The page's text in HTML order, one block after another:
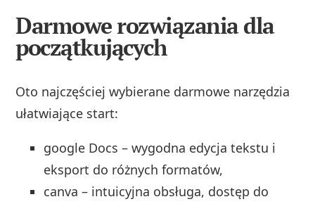
Darmowe rozwiązania dla
początkujących
Oto najczęściej wybierane darmowe narzędzia
ułatwiające start:
google Docs – wygodna edycja tekstu i
eksport do różnych formatów,
canva – intuicyjna obsługa, dostęp do